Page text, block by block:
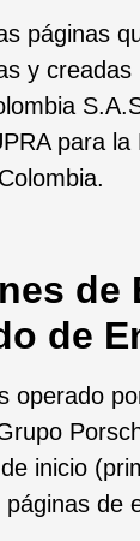
páginas
y creadas
para la
Colombia.
de
de
operado
inicio
de